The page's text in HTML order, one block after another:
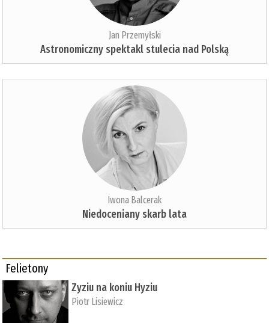
Jan Przemyłski
Astronomiczny spektakl stulecia nad Polską
Iwona Balcerak
Niedoceniany skarb lata
Felietony
Zyziu na koniu Hyziu
Piotr Lisiewicz